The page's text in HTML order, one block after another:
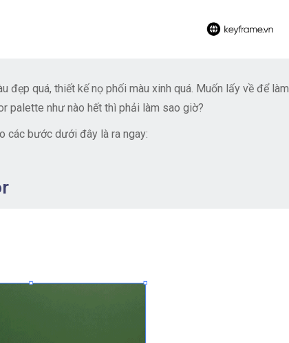
đẹp quá, thiết kế nọ phối màu xinh quá. Muốn lấy về để làm
palette như nào hết thì phải làm sao giờ?
các bước dưới đây là ra ngay: